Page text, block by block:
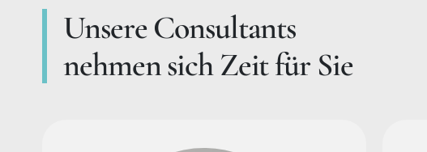
Unsere Consultants
nehmen sich Zeit für Sie